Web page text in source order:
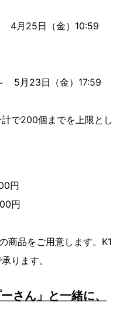
4月25日（金）10:59
5月23日（金）17:59
で200個までを上限とし
円
円
商品をご用意します。K1
ります。
ん」と一緒に、